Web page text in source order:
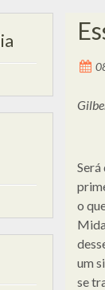
Será
o
um
se